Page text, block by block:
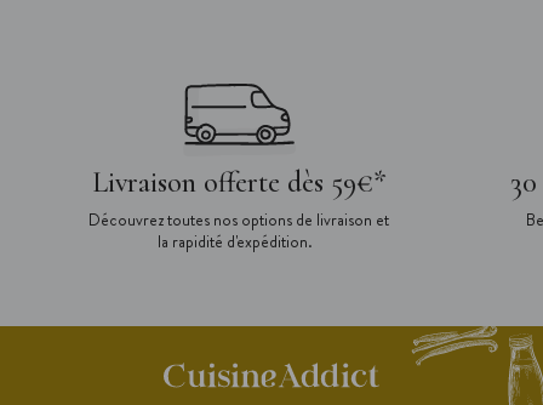
Livraison offerte dès 59€*
Découvrez toutes nos options de livraison et
la rapidité d'expédition.